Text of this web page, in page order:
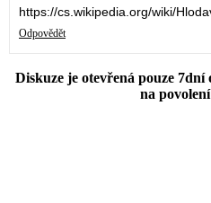
https://cs.wikipedia.org/wiki/
Odpovědět
Diskuze je otevřená pouze
na